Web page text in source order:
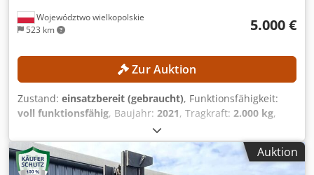
Województwo wielkopolskie
523 km
5.000 €
Zur Auktion
Zustand: einsatzbereit (gebraucht), Funktionsfähigkeit:
voll funktionsfähig, Baujahr: 2021, Tragkraft: 2.000 kg,
, Freihub:
Bauhöhe:1.975 mm, Kein Mindestpreis - garantierter
Verkauf zum höchsten Gebot! TECHNISCHE DETAILS
Tragkraft: 2.000 kg Hubhöhe: 4.300 mm Freihub: 1.330 mm
Auktion